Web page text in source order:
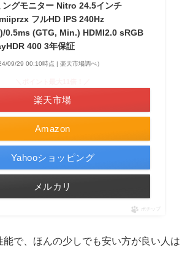
グモニター Nitro 24.5インチ
フルHD IPS 240Hz
0.5ms (GTG, Min.) HDMI2.0 sRGB
400 3年保証
09/29 00:10時点 | 楽天市場調べ）
Amazon
楽天市場
Yahooショッピング
メルカリ
ポチップ
能で、ほんの少しでも安い方が良い人は